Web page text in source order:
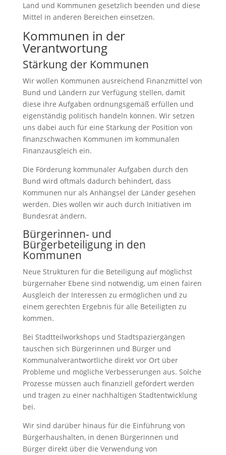
Land und Kommunen gesetzlich beenden und diese
Mittel in anderen Bereichen einsetzen.
Kommunen in der
Verantwortung
Stärkung der Kommunen
Wir wollen Kommunen ausreichend Finanzmittel von
Bund und Ländern zur Verfügung stellen, damit
diese ihre Aufgaben ordnungsgemäß erfüllen und
eigenständig politisch handeln können. Wir setzen
uns dabei auch für eine Stärkung der Position von
finanzschwachen Kommunen im kommunalen
Finanzausgleich ein.
Die Förderung kommunaler Aufgaben durch den
Bund wird oftmals dadurch behindert, dass
Kommunen nur als Anhängsel der Länder gesehen
werden. Dies wollen wir auch durch Initiativen im
Bundesrat ändern.
Bürgerinnen- und
Bürgerbeteiligung in den
Kommunen
Neue Strukturen für die Beteiligung auf möglichst
bürgernaher Ebene sind notwendig, um einen fairen
Ausgleich der Interessen zu ermöglichen und zu
einem gerechten Ergebnis für alle Beteiligten zu
kommen.
Bei Stadtteilworkshops und Stadtspaziergängen
tauschen sich Bürgerinnen und Bürger und
Kommunalverantwortliche direkt vor Ort über
Probleme und mögliche Verbesserungen aus. Solche
Prozesse müssen auch finanziell gefördert werden
und tragen zu einer nachhaltigen Stadtentwicklung
bei.
Wir sind darüber hinaus für die Einführung von
Bürgerhaushalten, in denen Bürgerinnen und
Bürger direkt über die Verwendung von